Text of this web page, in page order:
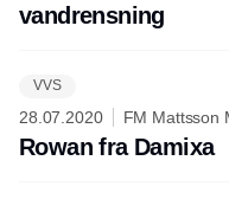
vandrensning
VVS
28.07.2020
FM Mattsson
Danmark ApS
Rowan fra Damixa